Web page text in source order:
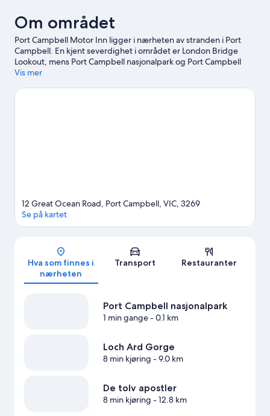
Om området
Port Campbell Motor Inn ligger i nærheten av stranden i Port
Campbell. En kjent severdighet i området er London Bridge
Lookout, mens Port Campbell nasjonalpark og Port Campbell
Foreshores kan friste med vakre omgivelser. Port Campbell
anbefalte steder å besøke. Fridykking og snorkling er blant de
Vis mer
Kart
12 Great Ocean Road, Port Campbell, VIC, 3269
Se på kartet
Hva som finnes i
nærheten
Transport Restauranter
Port Campbell nasjonalpark
1 min gange- 0.1 km
Loch Ard Gorge
8 min kjøring - 9.0 km
De tolv apostler
8 min kjøring - 12.8 km